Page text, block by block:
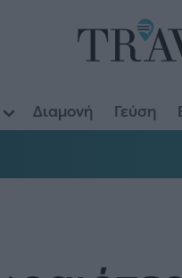
Διαμονή Γεύση